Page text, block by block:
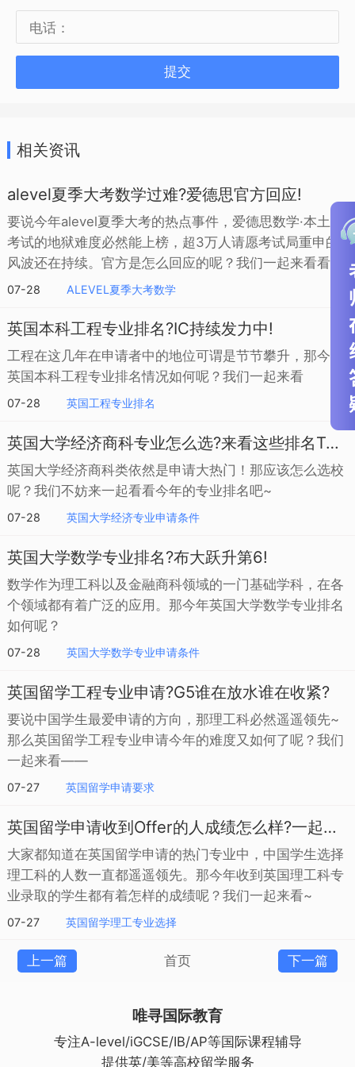
提交
相关资讯
alevel夏季大考数学过难?爱德思官方回应!
要说今年alevel夏季大考的热点事件，爱德思数学·本土版
考试的地狱难度必然能上榜，超3万人请愿考试局重申的
风波还在持续。官方是怎么回应的呢？我们一起来看看~
07-28 ALEVEL夏季大考数学
英国本科工程专业排名?IC持续发力中!
工程在这几年在申请者中的地位可谓是节节攀升，那今年
英国本科工程专业排名情况如何呢？我们一起来看
07-28 英国工程专业排名
英国大学经济商科专业怎么选?来看这些排名TOP的学校
英国大学经济商科类依然是申请大热门！那应该怎么选校
呢？我们不妨来一起看看今年的专业排名吧~
07-28 英国大学经济专业申请条件
英国大学数学专业排名?布大跃升第6!
数学作为理工科以及金融商科领域的一门基础学科，在各
个领域都有着广泛的应用。那今年英国大学数学专业排名
如何呢？
07-28 英国大学数学专业申请条件
英国留学工程专业申请?G5谁在放水谁在收紧?
要说中国学生最爱申请的方向，那理工科必然遥遥领先~
那么英国留学工程专业申请今年的难度又如何了呢？我们
一起来看——
07-27 英国留学申请要求
英国留学申请收到Offer的人成绩怎么样?一起来看
大家都知道在英国留学申请的热门专业中，中国学生选择
理工科的人数一直都遥遥领先。那今年收到英国理工科专
业录取的学生都有着怎样的成绩呢？我们一起来看~
07-27 英国留学理工专业选择
上一篇 首页 下一篇
唯寻国际教育
专注A-level/iGCSE/IB/AP等国际课程辅导
提供英/美等高校留学服务